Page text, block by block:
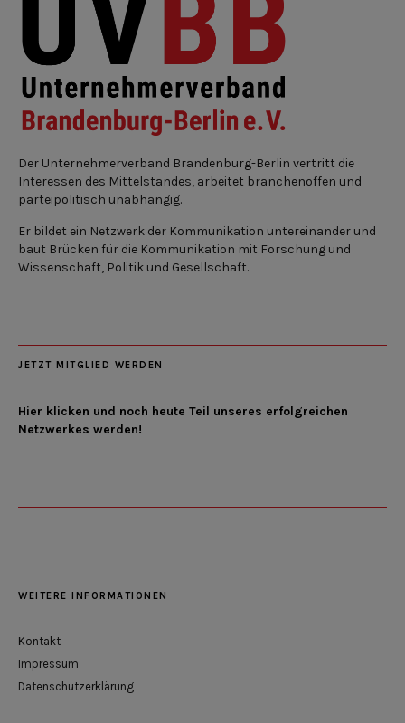
Der Unternehmerverband Brandenburg-Berlin vertritt die
Interessen des Mittelstandes, arbeitet branchenoffen und
parteipolitisch unabhängig.
Er bildet ein Netzwerk der Kommunikation untereinander und
baut Brücken für die Kommunikation mit Forschung und
Wissenschaft, Politik und Gesellschaft.
JETZT MITGLIED WERDEN
Hier klicken und noch heute Teil unseres erfolgreichen
Netzwerkes werden!
WEITERE INFORMATIONEN
Kontakt
Impressum
Datenschutzerklärung